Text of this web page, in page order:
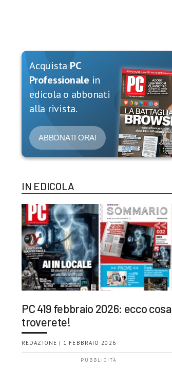
Acquista PC
Professionale in
edicola o abbonati
alla rivista.
ABBONATI ORA!
IN EDICOLA
PC 419 febbraio 2026: ecco cosa
troverete!
REDAZIONE | 1 FEBBRAIO 2026